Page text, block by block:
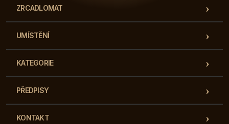
ZRCADLOMAT
UMÍSTĚNÍ
KATEGORIE
PŘEDPISY
KONTAKT